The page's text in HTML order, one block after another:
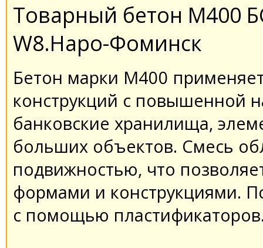
Товарный бетон М400
W8.Наро-Фоминск
Бетон марки М400
конструкций с повышенной
банковские хранилища,
больших объектов. Смесь
подвижностью, что
формами и конструкциями.
с помощью